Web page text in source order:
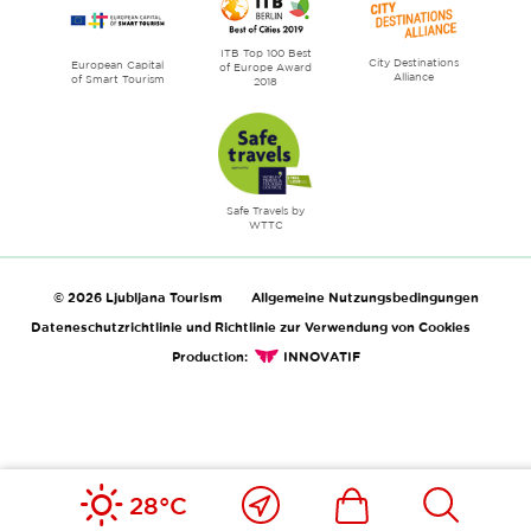
28°C
Nahe
bei
European Capital
of Smart Tourism
ITB Top 100 Best
of Europe Award
2018
City Destinations
Alliance
Safe Travels by
WTTC
© 2026 Ljubljana Tourism
Allgemeine Nutzungsbedingungen
Dateneschutzrichtlinie und Richtlinie zur Verwendung von Cookies
Production:
INNOVATIF